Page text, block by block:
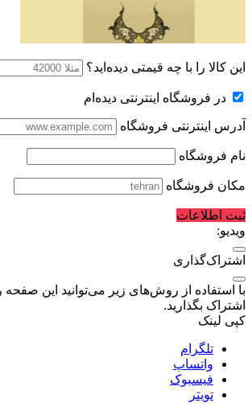
این کالا را با چه قیمتی دیده‌اید؟
در فروشگاه اینترنتی دیده‌ام
آدرس اینترنتی فروشگاه
نام فروشگاه
مکان فروشگاه
ثبت اطلاعات
ویدیو:
اشتراک‌گذاری
با استفاده از روش‌های زیر می‌توانید این صفحه
اشتراک بگذارید.
کپی لینک
تلگرام
واتساپ
فیسبوک
تویتر